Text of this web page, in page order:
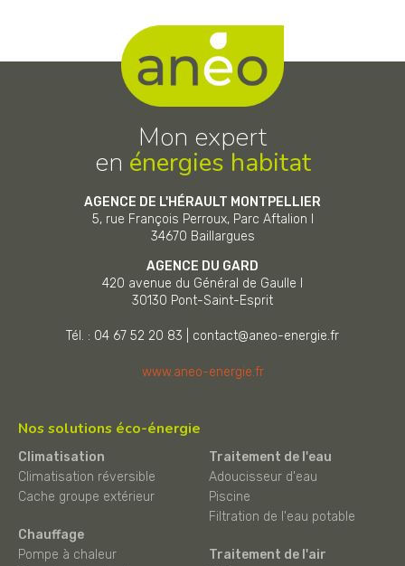
Mon expert
en énergies habitat
AGENCE DE L'HÉRAULT MONTPELLIER
5, rue François Perroux, Parc Aftalion I
34670 Baillargues
AGENCE DU GARD
420 avenue du Général de Gaulle I
30130 Pont-Saint-Esprit
Tél. : 04 67 52 20 83 contact@aneo-energie.fr
www.aneo-energie.fr
Nos solutions éco-énergie
Climatisation
Climatisation réversible
Cache groupe extérieur
Chauffage
Pompe à chaleur
Traitement de l'eau
Adoucisseur d'eau
Piscine
Filtration de l'eau potable
Traitement de l'air